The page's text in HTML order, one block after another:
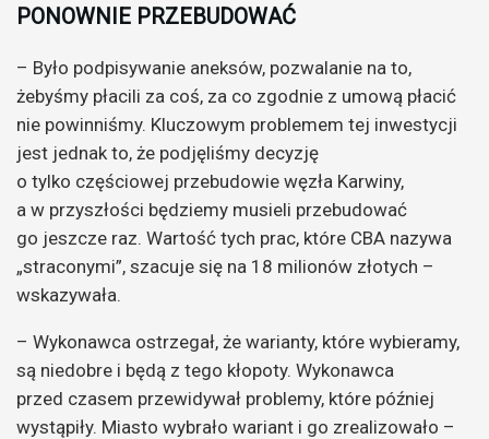
PONOWNIE PRZEBUDOWAĆ
– Było podpisywanie aneksów, pozwalanie na to,
żebyśmy płacili za coś, za co zgodnie z umową płacić
nie powinniśmy. Kluczowym problemem tej inwestycji
jest jednak to, że podjęliśmy decyzję
o tylko częściowej przebudowie węzła Karwiny,
a w przyszłości będziemy musieli przebudować
go jeszcze raz. Wartość tych prac, które CBA nazywa
„straconymi”, szacuje się na 18 milionów złotych –
wskazywała.
– Wykonawca ostrzegał, że warianty, które wybieramy,
są niedobre i będą z tego kłopoty. Wykonawca
przed czasem przewidywał problemy, które później
wystąpiły. Miasto wybrało wariant i go zrealizowało –